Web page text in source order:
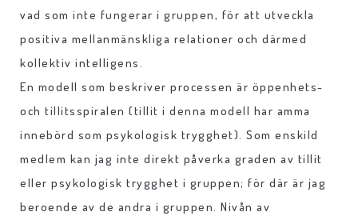
vad som inte fungerar i gruppen, för att utveckla
positiva mellanmänskliga relationer och därmed
kollektiv intelligens.
En modell som beskriver processen är öppenhets-
och tillitsspiralen (tillit i denna modell har amma
innebörd som psykologisk trygghet). Som enskild
medlem kan jag inte direkt påverka graden av tillit
eller psykologisk trygghet i gruppen; för där är jag
beroende av de andra i gruppen. Nivån av